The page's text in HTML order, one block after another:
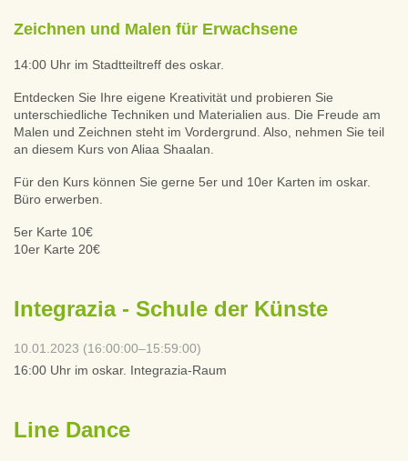
Zeichnen und Malen für Erwachsene
14:00 Uhr im Stadtteiltreff des oskar.
Entdecken Sie Ihre eigene Kreativität und probieren Sie
unterschiedliche Techniken und Materialien aus. Die Freude am
Malen und Zeichnen steht im Vordergrund. Also, nehmen Sie teil
an diesem Kurs von Aliaa Shaalan.
Für den Kurs können Sie gerne 5er und 10er Karten im oskar.
Büro erwerben.
5er Karte 10€
10er Karte 20€
Integrazia - Schule der Künste
10.01.2023 (16:00:00–15:59:00)
16:00 Uhr im oskar. Integrazia-Raum
Line Dance